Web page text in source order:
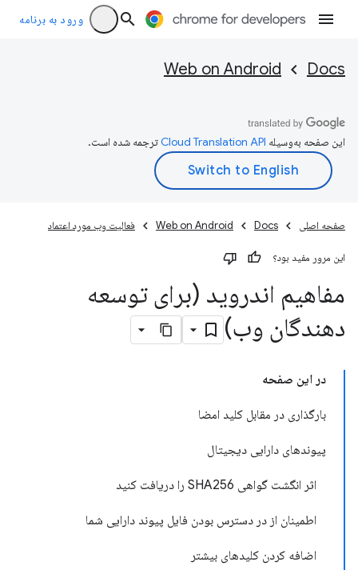
ورود به برنامه
Docs
Web on Android
این صفحه به‌وسیله ترجمه شده است.
صفحه اصلی Docs
Web on Android فعالیت وب مورد اعتماد
این مرور مفید بود؟
مفاهیم اندروید (برای توسعه
دهندگان وب)
در این صفحه
بارگذاری در مقابل کلید امضا
پیوندهای دارایی دیجیتال
اثر انگشت گواهی SHA256 را دریافت کنید
اطمینان از در دسترس بودن فایل پیوند دارایی شما
اضافه کردن کلیدهای بیشتر